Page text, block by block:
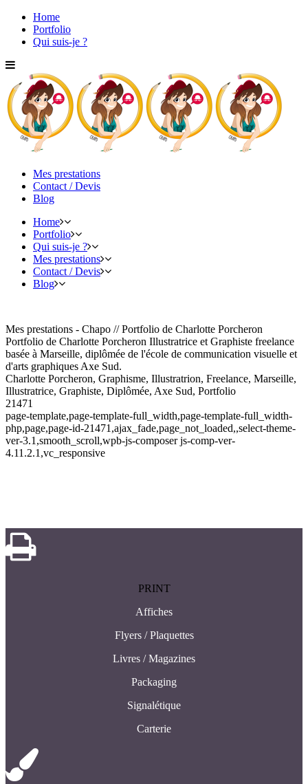
Home
Portfolio
Qui suis-je ?
Mes prestations
Contact / Devis
Blog
Home
Portfolio
Qui suis-je ?
Mes prestations
Contact / Devis
Blog
Mes prestations - Chapo // Portfolio de Charlotte Porcheron
Portfolio de Charlotte Porcheron Illustratrice et Graphiste freelance
basée à Marseille, diplômée de l'école de communication visuelle et
d'arts graphiques Axe Sud.
Charlotte Porcheron, Graphisme, Illustratrion, Freelance, Marseille,
Illustratrice, Graphiste, Diplômée, Axe Sud, Portfolio
21471
page-template,page-template-full_width,page-template-full_width-
php,page,page-id-21471,ajax_fade,page_not_loaded,,select-theme-
ver-3.1,smooth_scroll,wpb-js-composer js-comp-ver-
4.11.2.1,vc_responsive
PRINT
Affiches
Flyers / Plaquettes
Livres / Magazines
Packaging
Signalétique
Carterie